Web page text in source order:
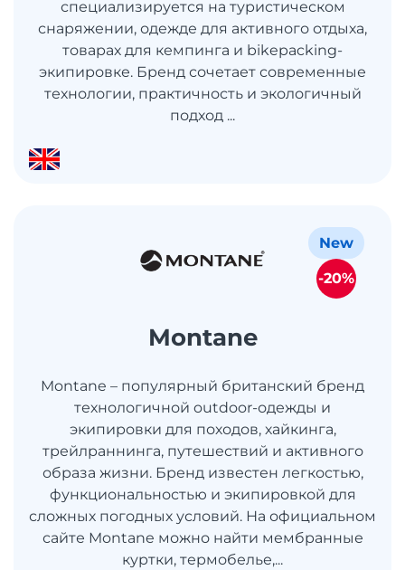
специализируется на туристическом
снаряжении, одежде для активного отдыха,
товарах для кемпинга и bikepacking-
экипировке. Бренд сочетает современные
технологии, практичность и экологичный
подход ...
Montane
Montane – популярный британский бренд
технологичной outdoor-одежды и
экипировки для походов, хайкинга,
трейлраннинга, путешествий и активного
образа жизни. Бренд известен легкостью,
функциональностью и экипировкой для
сложных погодных условий. На официальном
сайте Montane можно найти мембранные
куртки, термобелье,...
New
-20%